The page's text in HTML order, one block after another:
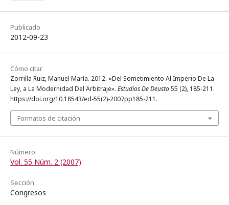
Publicado
2012-09-23
Cómo citar
Zorrilla Ruiz, Manuel María. 2012. «Del Sometimiento Al Imperio De La
Ley, a La Modernidad Del Arbitraje». Estudios De Deusto55 (2), 185-211.
https://doi.org/10.18543/ed-55(2)-2007pp185-211.
Formatos de citación
Número
Vol. 55 Núm. 2 (2007)
Sección
Congresos